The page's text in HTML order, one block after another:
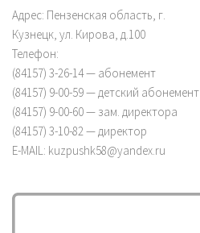
Адрес: Пензенская область, г.
Кузнецк, ул. Кирова, д.100
Телефон:
(84157) 3-26-14 — абонемент
(84157) 9-00-59 — детский абонемент
(84157) 9-00-60 — зам. директора
(84157) 3-10-82 — директор
E-MAIL: kuzpushk58@yandex.ru